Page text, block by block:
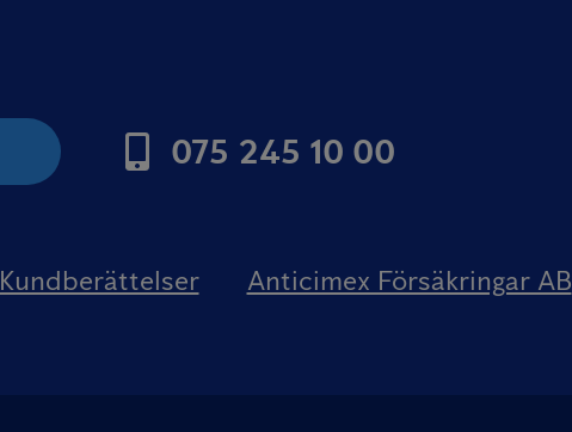
075 245 10 00
Kundberättelser Anticimex Försäkringar AB